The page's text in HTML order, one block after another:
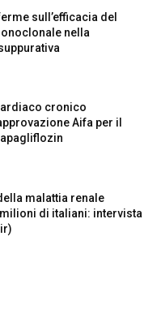
sull’efficacia del
nella
cronico
Aifa per il
malattia renale
di italiani: intervista